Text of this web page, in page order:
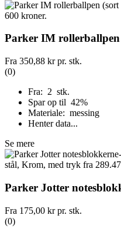
Parker IM
Fra 350,88 krpr. stk.
(0)
Fra: 2 stk.
Spar op til 42%
Materiale: messing
Henter data...
Se mere
Parker Jotter
Fra 175,00 krpr. stk.
(0)